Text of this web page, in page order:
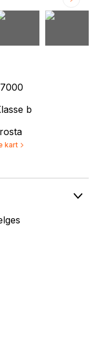
b
kart
eller ATV i